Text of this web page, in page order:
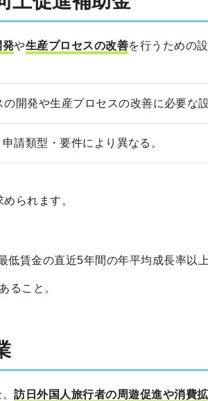
発や生産プロセスの改善を行うための
開発や生産プロセスの改善に必要な
請類型・要件により異なる。
られます。
賃金の直近5年間の年平均成長率以
ること。
。訪日外国人旅行者の周遊促進や消費